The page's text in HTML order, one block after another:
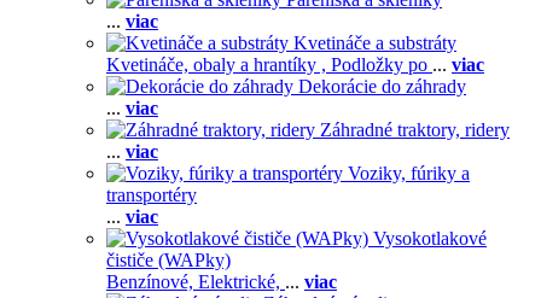
... viac
Kvetináče a substráty
Kvetináče, obaly a hrantíky , Podložky po ... viac
Dekorácie do záhrady
... viac
Záhradné traktory, ridery
... viac
Voziky, fúriky a
transportéry
... viac
Vysokotlakové
čističe (WAPky)
Benzínové, Elektrické, ... viac